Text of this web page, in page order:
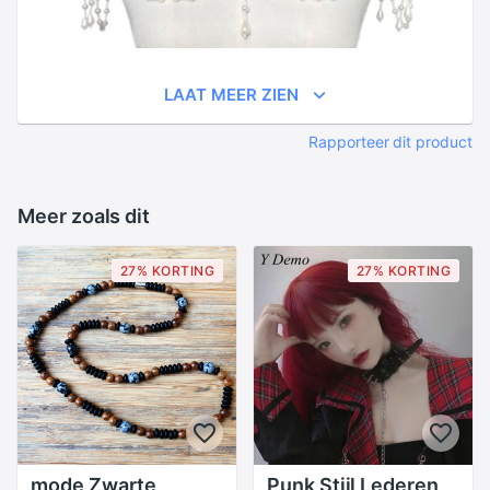
LAAT MEER ZIEN
Rapporteer dit product
Meer zoals dit
27% KORTING
mode Zwarte
27% KORTING
Punk Stijl Lederen